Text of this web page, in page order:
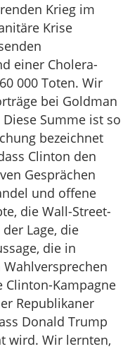
Krieg im
Krise
einer Cholera-
000 Toten. Wir
bei Goldman
Summe ist so
bezeichnet
Clinton den
Gesprächen
und offene
die Wall-Street-
Lage, die
die in
Clinton-Kampagne
Republikaner
Donald Trump
wird. Wir lernten,